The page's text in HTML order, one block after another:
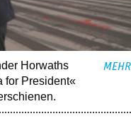
Horwaths
for President«
MEHR